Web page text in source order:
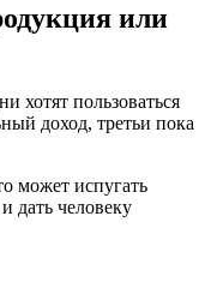
или
хотят пользоваться
доход, третьи пока
может испугать
дать человеку